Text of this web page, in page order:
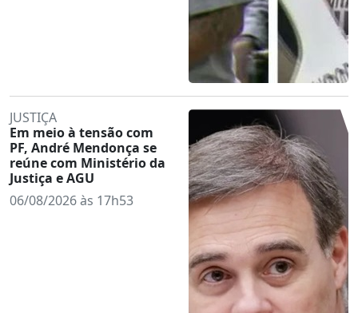
JUSTIÇA
Em meio à tensão com
PF, André Mendonça se
reúne com Ministério da
Justiça e AGU
06/08/2026 às 17h53